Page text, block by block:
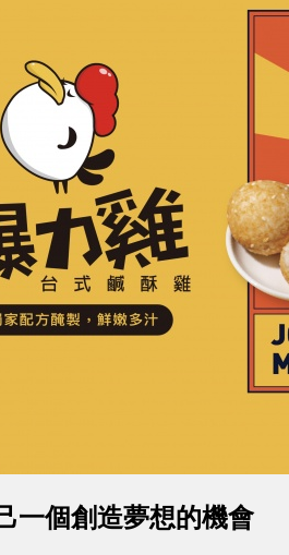
一個創造夢想的機會